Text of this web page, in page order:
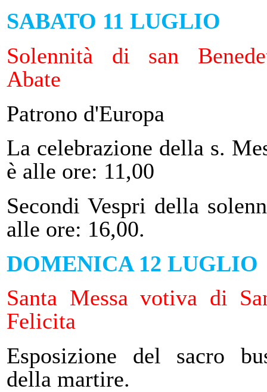
SABATO 11 LUGLIO
Solennità di san
Abate
Patrono d'Europa
La celebrazione della s.
è alle ore: 11,00
Secondi Vespri della
alle ore: 16,00.
DOMENICA 12 LUGLIO
Santa Messa votiva di
Felicita
Esposizione del sacro
della martire.